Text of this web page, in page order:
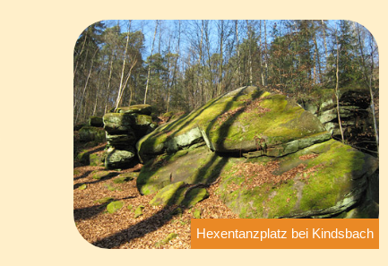
Hexentanzplatz bei Kindsbach